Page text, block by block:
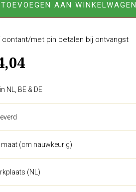
TOEVOEGEN AAN WINKELWAGEN
contant/met pin betalen bij ontvangst
NL, BE & DE
(cm nauwkeurig)
(NL)